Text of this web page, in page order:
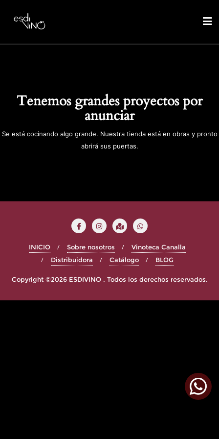
Tenemos grandes proyectos por
anunciar
Se está cocinando algo grande. Nuestra tienda está en obras y pronto
abrirá sus puertas.
INICIO Sobre nosotros
Vinoteca Canalla
Distribuidora
Catálogo BLOG
Copyright ©2026 ESDIVINO . Todos los derechos reservados.